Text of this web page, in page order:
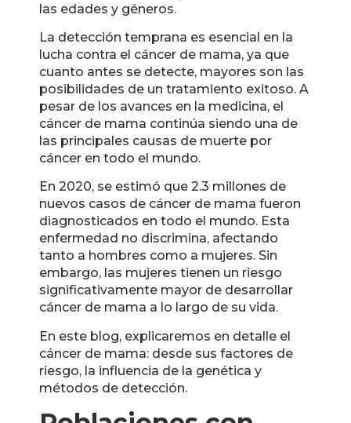
las edades y géneros.
La detección temprana es esencial en la
lucha contra el cáncer de mama, ya que
cuanto antes se detecte, mayores son las
posibilidades de un tratamiento exitoso. A
pesar de los avances en la medicina, el
cáncer de mama continúa siendo una de
las principales causas de muerte por
cáncer en todo el mundo.
En 2020, se estimó que 2.3 millones de
nuevos casos de cáncer de mama fueron
diagnosticados en todo el mundo. Esta
enfermedad no discrimina, afectando
tanto a hombres como a mujeres. Sin
embargo, las mujeres tienen un riesgo
significativamente mayor de desarrollar
cáncer de mama a lo largo de su vida.
En este blog, explicaremos en detalle el
cáncer de mama: desde sus factores de
riesgo, la influencia de la genética y
métodos de detección.